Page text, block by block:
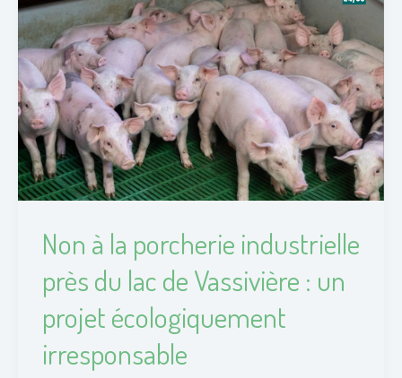
Non à la porcherie industrielle
près du lac de Vassivière : un
projet écologiquement
irresponsable
à
la
porcherie
industrielle
près
du
lac
de
un
projet
écologiquement
irresponsable